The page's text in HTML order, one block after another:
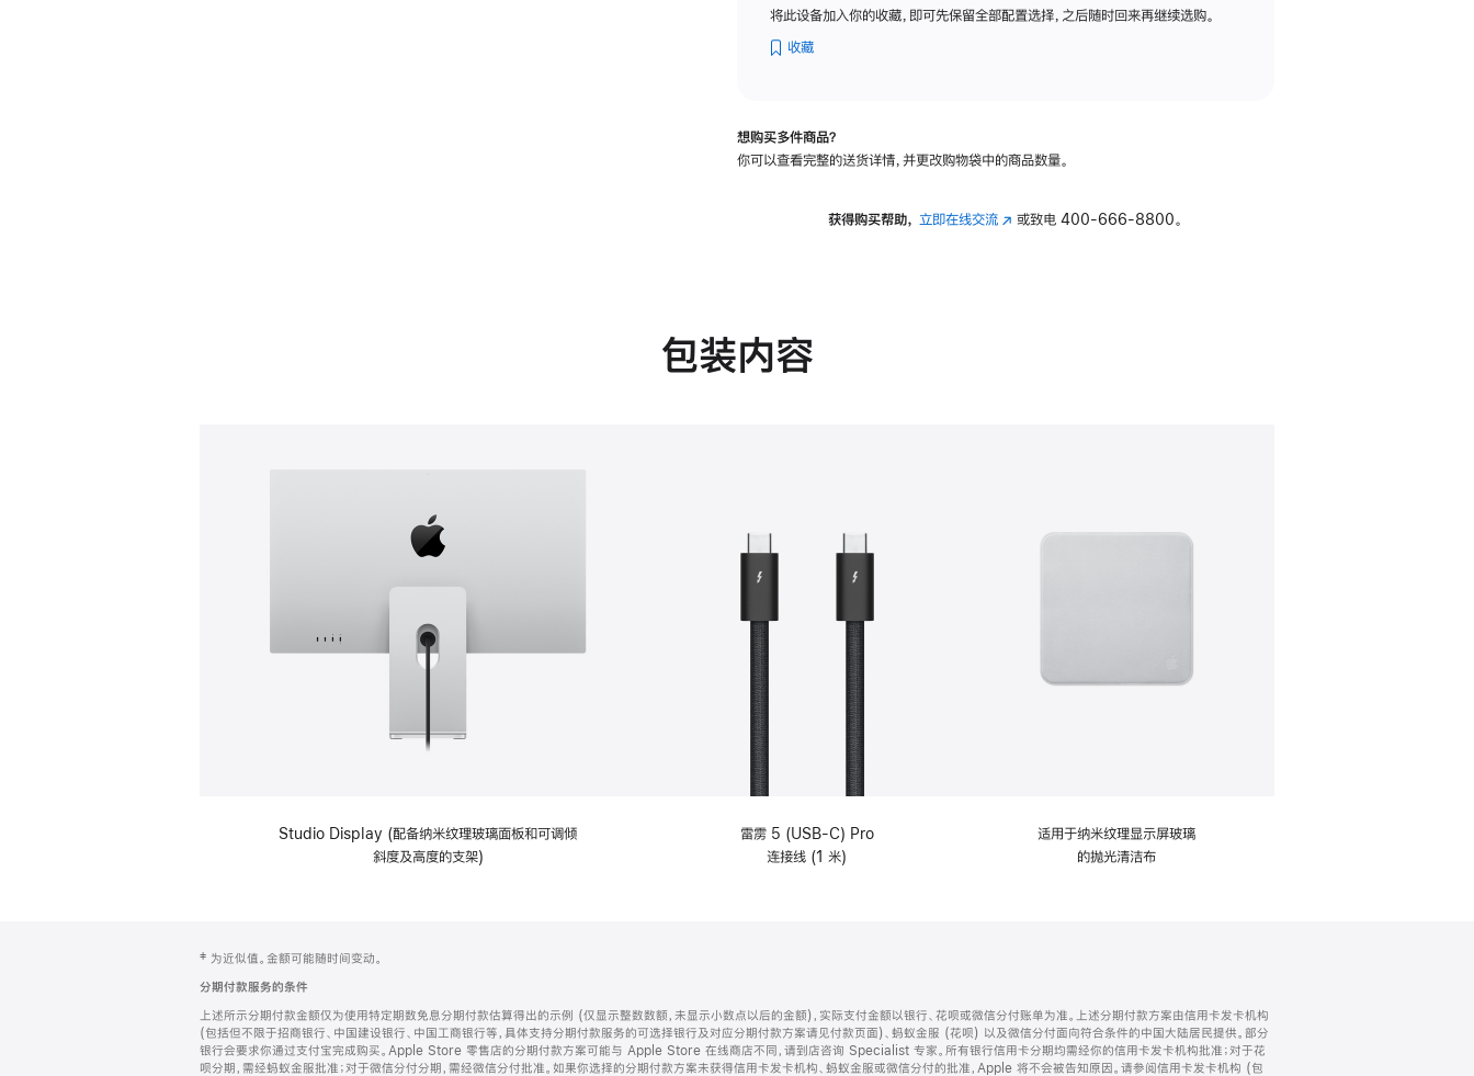
理
可
斜
将此设备加入你的收藏，即可先保留全部配置选择，之后随时回来再继续选购。
收藏
想购买多件商品？
你可以查看完整的送货详情，并更改购物袋中的商品数量。
获得购买帮助， 立即在线交流(在 或致电400-666-8800。
包装内容
Studio Display (配备纳米纹理玻璃面板和可调倾
斜度及高度的支架)
雷雳 5 (USB-C) Pro
连接线 (1 米)
适用于纳米纹理显示屏玻璃
的抛光清洁布
页
脚
注
‡ 为近似值。金额可能随时间变动。
分期付款服务的条件
上述所示分期付款金额仅为使用特定期数免息分期付款估算得出的示例 (仅显示整数数额，未显示小数点以后的金额)，实际支付金额以银行、花呗或微信分付账单为准。上述分期付款方案由信用卡发卡机构
(包括但不限于招商银行、中国建设银行、中国工商银行等，具体支持分期付款服务的可选择银行及对应分期付款方案请见付款页面)、蚂蚁金服 (花呗) 以及微信分付面向符合条件的中国大陆居民提供。部分
银行会要求你通过支付宝完成购买。Apple Store 零售店的分期付款方案可能与 Apple Store 在线商店不同，请到店咨询 Specialist 专家。所有银行信用卡分期均需经你的信用卡发卡机构批准；对于花
呗分期，需经蚂蚁金服批准；对于微信分付分期，需经微信分付批准。如果你选择的分期付款方案未获得信用卡发卡机构、蚂蚁金服或微信分付的批准，Apple 将不会被告知原因。请参阅信用卡发卡机构 (包